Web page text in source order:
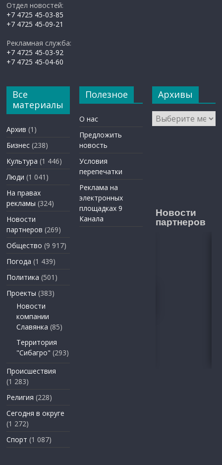
Отдел новостей:
+7 4725 45-03-85
+7 4725 45-09-21
Рекламная служба:
+7 4725 45-03-92
+7 4725 45-04-60
Все
материалы
Архив (1)
Бизнес (238)
Культура (1 446)
Люди (1 041)
На правах
рекламы (324)
Новости
партнеров (269)
Общество (9 917)
Погода (1 439)
Политика (501)
Проекты (383)
Новости
компании
Славянка (85)
Территория
"Сибагро" (293)
Происшествия
(1 283)
Религия (228)
Сегодня в округе
(1 272)
Спорт (1 087)
Полезное
О нас
Предложить
новость
Условия
перепечатки
Реклама на
электронных
площадках 9
Канала
Архивы
Архивы
Новости
партнеров